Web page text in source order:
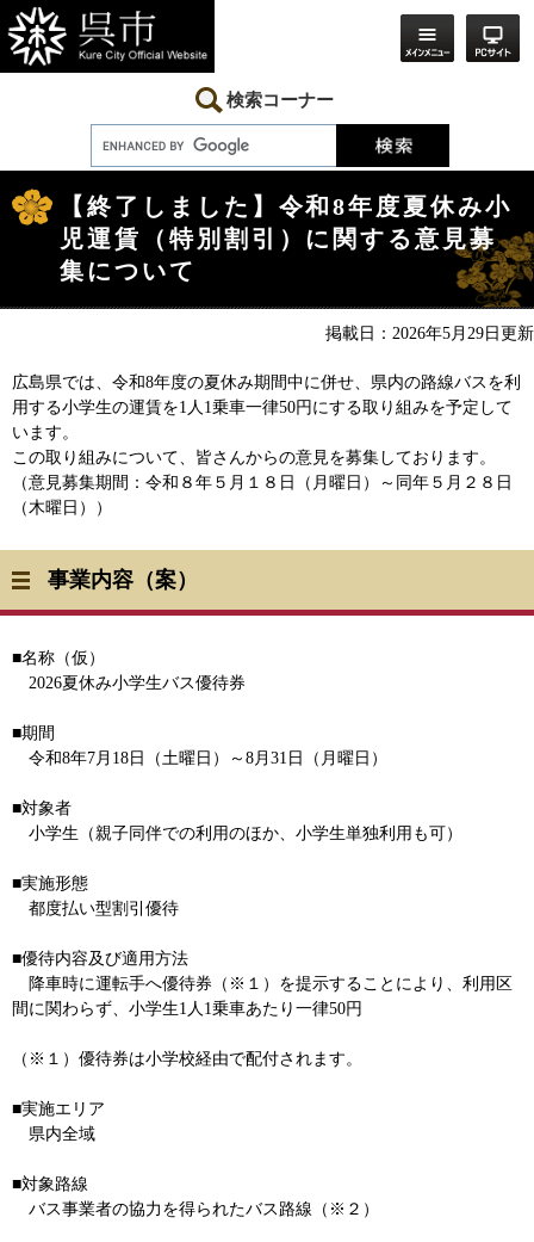
ー
ジ
の
ニ
ュ
ー
本
検索コーナー
文
【終了しました】令和8年度夏休み小
児運賃（特別割引）に関する意見募
集について
掲載日：2026年5月29日更新
広島県では、令和8年度の夏休み期間中に併せ、県内の路線バスを利
用する小学生の運賃を1人1乗車一律50円にする取り組みを予定して
います。
この取り組みについて、皆さんからの意見を募集しております。
（意見募集期間：令和８年５月１８日（月曜日）～同年５月２８日
（木曜日））
事業内容（案）
■名称（仮）
2026夏休み小学生バス優待券
■期間
令和8年7月18日（土曜日）～8月31日（月曜日）
■対象者
小学生（親子同伴での利用のほか、小学生単独利用も可）
■実施形態
都度払い型割引優待
■優待内容及び適用方法
降車時に運転手へ優待券（※１）を提示することにより、利用区
間に関わらず、小学生1人1乗車あたり一律50円
（※１）優待券は小学校経由で配付されます。
■実施エリア
県内全域
■対象路線
バス事業者の協力を得られたバス路線（※２）